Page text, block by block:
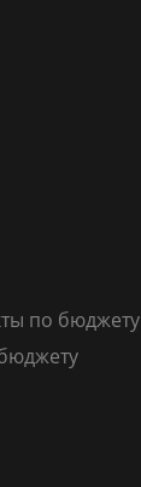
по бюджету